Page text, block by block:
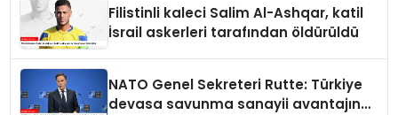
Filistinli kaleci Salim Al-Ashqar, katil
İsrail askerleri tarafından öldürüldü
NATO Genel Sekreteri Rutte: Türkiye
devasa savunma sanayii avantajına